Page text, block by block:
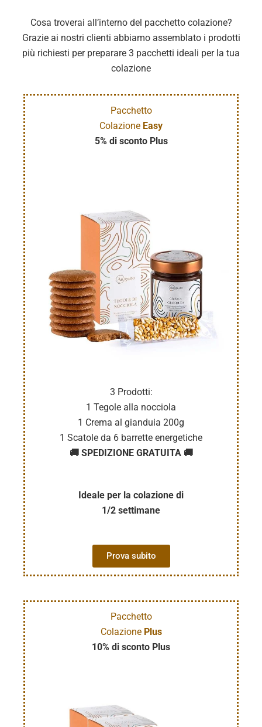
Cosa troverai all’interno del pacchetto colazione?
Grazie ai nostri clienti abbiamo assemblato i prodotti
più richiesti per preparare 3 pacchetti ideali per la tua
colazione
Pacchetto
Colazione Easy
5% di sconto Plus
3 Prodotti:
1 Tegole alla nocciola
1 Crema al gianduia 200g
1 Scatole da 6 barrette energetiche
🚚 SPEDIZIONE GRATUITA 🚚
Ideale per la colazione di
1/2 settimane
Prova subito
Pacchetto
Colazione Plus
10% di sconto Plus